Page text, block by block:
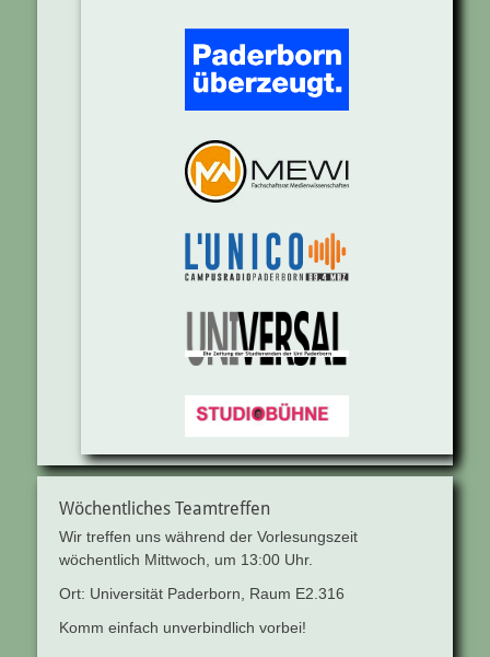
Wöchentliches Teamtreffen
Wir treffen uns während der Vorlesungszeit
wöchentlich Mittwoch, um 13:00 Uhr.
Ort: Universität Paderborn, Raum E2.316
Komm einfach unverbindlich vorbei!